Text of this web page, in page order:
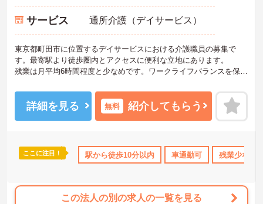
研修制度あり 産休･育休･介護休暇取得実績あり ボーナス・
サービス 通所介護（デイサービス）
東京都町田市に位置するデイサービスにおける介護職員の募集で
す。最寄駅より徒歩圏内とアクセスに便利な立地にあります。
残業は月平均6時間程度と少なめです。ワークライフバランスを保ち
ご興味のある方には、面接対策ポイントなど、さらに詳細をご案内
しますのでお気軽にご相談ください！
詳細を見る 無料 紹介してもらう
ここに注目！ 駅から徒歩10分以内 車通勤可 残業少なめ
この法人の別の求人の一覧を見る